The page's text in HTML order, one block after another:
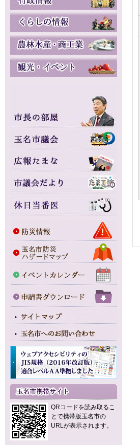
QRコードを読み取るこ
とで携帯版玉名市の
URLが表示されます。